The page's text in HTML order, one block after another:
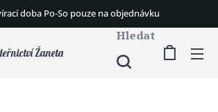
doba Po-So pouze na objednávku
Žaneta
Hledat